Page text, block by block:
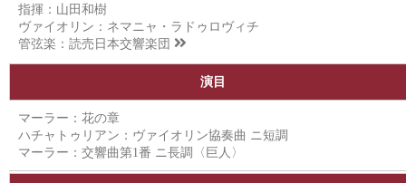
指揮：山田和樹
ヴァイオリン：ネマニャ・ラドゥロヴィチ
管弦楽： 読売日本交響楽団
演目
マーラー：花の章
ハチャトゥリアン：ヴァイオリン協奏曲 ニ短調
マーラー：交響曲第1番 ニ長調〈巨人〉